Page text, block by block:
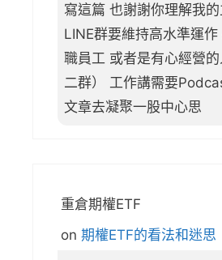
寫這篇 也謝謝你理解我
LINE群要維持高水準運
職員工 或者是有心經營
二群） 工作講需要
文章去凝聚一股中心思
重倉期權ETF
on 期權ETF的看法和迷思